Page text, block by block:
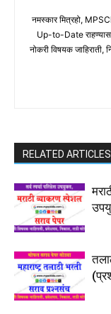
नमस्कार मित्रहो,
Up-to-Date
नोकरी विषयक
RELATED ARTICLES